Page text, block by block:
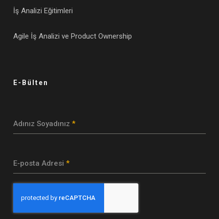
İş Analizi Eğitimleri
Agile İş Analizi ve Product Ownership
E-Bülten
Adınız Soyadınız *
E-posta Adresi *